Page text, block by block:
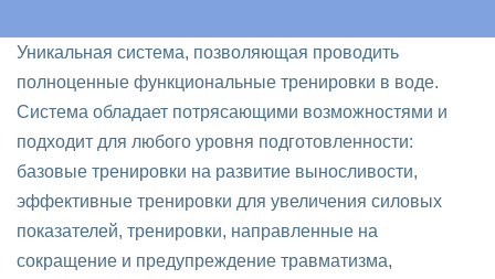
Уникальная система, позволяющая проводить
полноценные функциональные тренировки в воде.
Система обладает потрясающими возможностями и
подходит для любого уровня подготовленности:
базовые тренировки на развитие выносливости,
эффективные тренировки для увеличения силовых
показателей, тренировки, направленные на
сокращение и предупреждение травматизма,